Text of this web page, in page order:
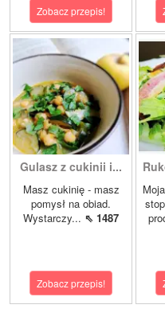
Zobacz przepis!
Gulasz z cukinii i...
Masz cukinię - masz
pomysł na obiad.
Wystarczy... ⇖ 1487
Zobacz przepis!